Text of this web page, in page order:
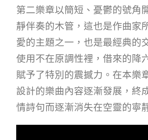
第二樂章以簡短、憂鬱的號角
靜伴奏的木管，這也是作曲家
愛的主題之一，也是最經典的
使用不在原調性裡，借來的降
賦予了特別的震撼力。在本樂
設計的樂曲內容逐漸發展，終
情詩句而逐漸消失在空靈的寧